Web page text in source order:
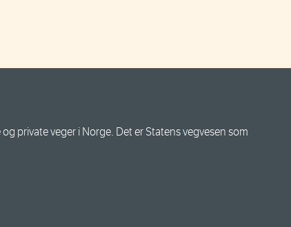
private veger i Norge. Det er Statens vegvesen som